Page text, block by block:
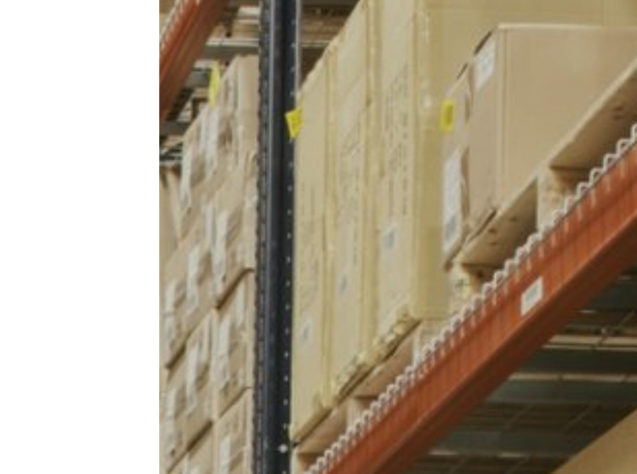
Доставка по Москве и Московской
области в кратчайшие сроки
до транспортной компании бесплатно
Если вы не уверены, доставляется ли наша продукция в ваш город, пожалуйста,
свяжитесь с нами для уточнения информации доставки в ваш регион.
Мы с радостью поможем вам сделать заказ и ответим на все ваши вопросы
Для этого от вас при заказе
необходимы следующие данные:
паспортные данные серия
и номер / для ПЭК и Деловые
наименование пункта выдачи
Условия транспортных компаний в России могут варьироваться
в зависимости от выбранной компании.
Стоимость ₽ будет зависеть от расстояния, веса и габаритов груза.
За дополнительную плату можно застраховать груз от утраты или повреждений.
Некоторые логистические компании предоставляют возможность, связанные
с хранением, сборкой и упаковкой грузов.
Срок доставки может быть различным в зависимости от многих факторов.
Предоставляют возможность отслеживания движения груза на всем пути.
Мы доставляем свою продукцию (жилеты, костюмы с системой molle, аксессуары, обувь, подсумки,
снаряжение для охоты или рыбалки, чехлы, кобура, перчатки, сумки, куртки с карманами)
во многие города России. Вот некоторые из них: Москва, Санкт-Петербург, Екатеринбург,
Новосибирск, Красноярск, Владивосток, Ростов-на-Дону, Казань, Нижний Новгород, Самара, Уфа,
Калининград, Челябинск, Омск, Краснодар, Сочи, Киров, Тюмень, Пермь, Ярославль, Ижевск,
Курган, Петрозаводск, Вологда, Архангельск, Барнаул, Кемерово, Томск, Иркутск, Красногорск,